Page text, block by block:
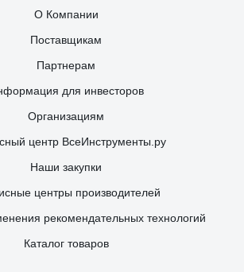
О Компании
Поставщикам
Партнерам
для инвесторов
Организациям
центр ВсеИнструменты.ру
Наши закупки
центры производителей
рекомендательных технологий
Каталог товаров